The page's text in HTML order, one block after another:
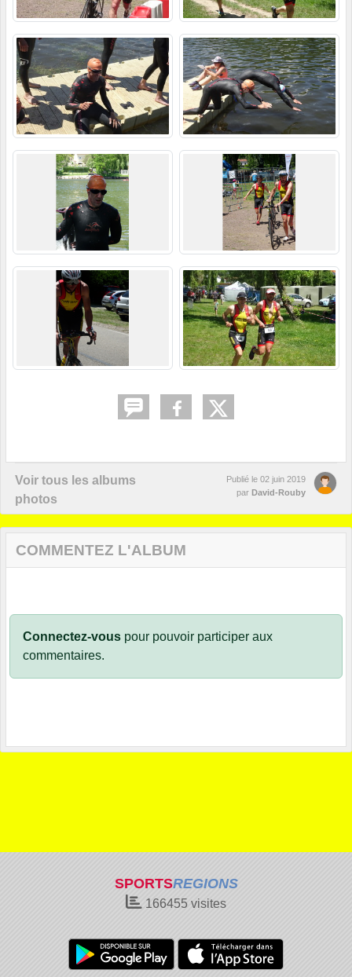
Voir tous les albums
photos
Publié le 02 juin 2019
par David-Rouby
COMMENTEZ L'ALBUM
Connectez-vous pour pouvoir participer aux
commentaires.
SPORTSREGIONS
166455 visites